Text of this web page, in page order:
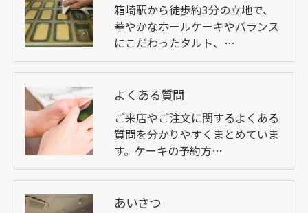
箱崎駅から徒歩約3分の立地で、
華やかなホールケーキやバランス
にこだわったタルト、…
よくある質問
ご来店やご注文に関するよくある
質問を分かりやすくまとめていま
す。ケーキの予約方…
あいさつ